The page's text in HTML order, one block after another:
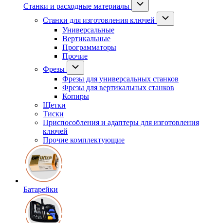
Станки и расходные материалы
Станки для изготовления ключей
Универсальные
Вертикальные
Программаторы
Прочие
Фрезы
Фрезы для универсальных станков
Фрезы для вертикальных станков
Копиры
Щетки
Тиски
Приспособления и адаптеры для изготовления
ключей
Прочие комплектующие
Батарейки